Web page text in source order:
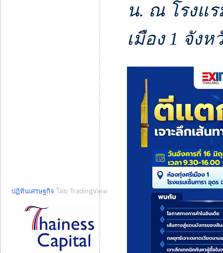
ปฏิทินเศรษฐกิจ โดย TradingView
น. ณ โรงแ
เมือง 1 จัง